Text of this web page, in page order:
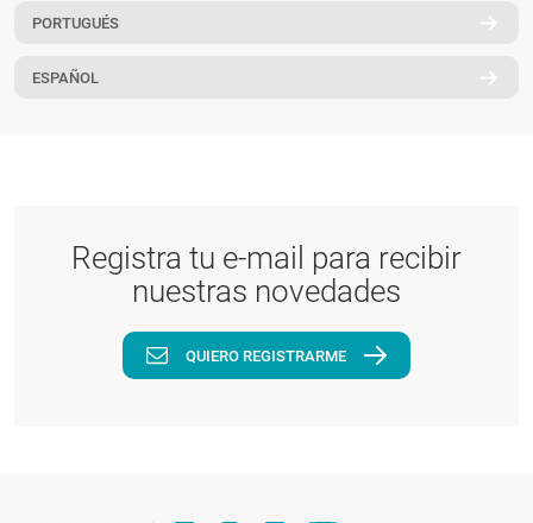
PT
PORTUGUÉS
ESPAÑOL
Registra tu e-mail para recibir
nuestras novedades
QUIERO REGISTRARME